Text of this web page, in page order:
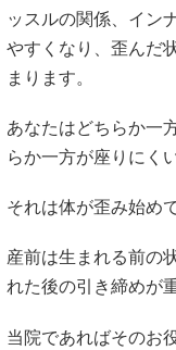
ッスルの関係、イン
やすくなり、歪んだ
まります。
あなたはどちらか一
らか一方が座りにく
それは体が歪み始め
産前は生まれる前の
れた後の引き締めが
当院であればそのお